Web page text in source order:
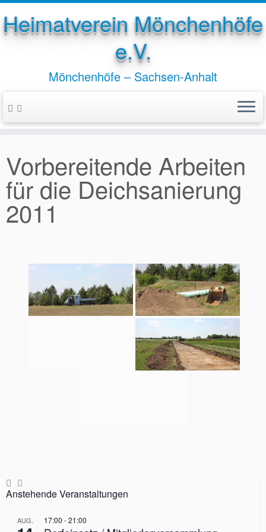
Heimatverein Mönchenhöfe
e.V.
Mönchenhöfe – Sachsen-Anhalt
Vorbereitende Arbeiten
für die Deichsanierung
2011
Anstehende Veranstaltungen
AUG. 17:00 -21:00